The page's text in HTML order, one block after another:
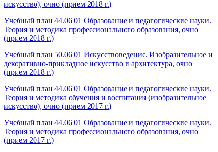
искусство), очно (прием 2018 г.)
Учебный план 44.06.01 Образование и педагогические науки.
Теория и методика профессионального образования, очно
(прием 2018 г.)
Учебный план 50.06.01 Искусствоведение. Изобразительное и
декоративно-прикладное искусство и архитектура, очно
(прием 2018 г.)
Учебный план 44.06.01 Образование и педагогические науки.
Теория и методика обучения и воспитания (изобразительное
искусство), очно (прием 2017 г.)
Учебный план 44.06.01 Образование и педагогические науки.
Теория и методика профессионального образования, очно
(прием 2017 г.)